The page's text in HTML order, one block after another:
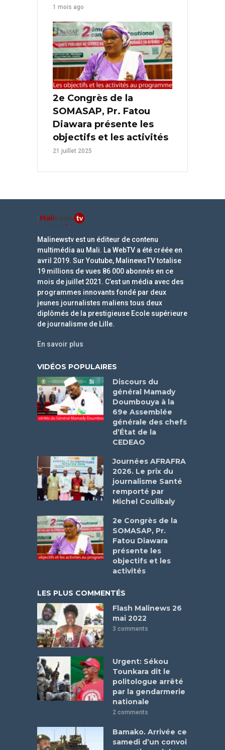
1 mois ago
2e Congrès de la
SOMASAP, Pr. Fatou
Diawara présente les
objectifs et les activités
21 juillet 2025
Malinewstv est un éditeur de contenu
multimédia au Mali. La WebTV a été créée en
avril 2019. Sur Youtube, MalinewsTV totalise
19 millions de vues 86 000 abonnés en ce
mois de juillet 2021. C’est un média avec des
programmes innovants fondé par deux
jeunes journalistes maliens tous deux
diplômés de la prestigieuse Ecole supérieure
de journalisme de Lille.
En savoir plus
VIDÉOS POPULAIRES
Discours du
général Mamady
Doumbouya à la
69e Assemblée
générale des chefs
d’État de la
CEDEAO
Journées AFRAFRA
2026. Le prix du
journalisme Santé
remporté par
Michel Coulibaly
2e Congrès de la
SOMASAP, Pr.
Fatou Diawara
présente les
objectifs et les
activités
LES PLUS COMMENTÉS
Flash Malinews 26
mai 2022
3 comments
Urgent: Sékou
Tounkara dit le
politologue arrêté
par la gendarmerie
nationale
2 comments
Bamako. Arrivée ce
samedi d’un convoi